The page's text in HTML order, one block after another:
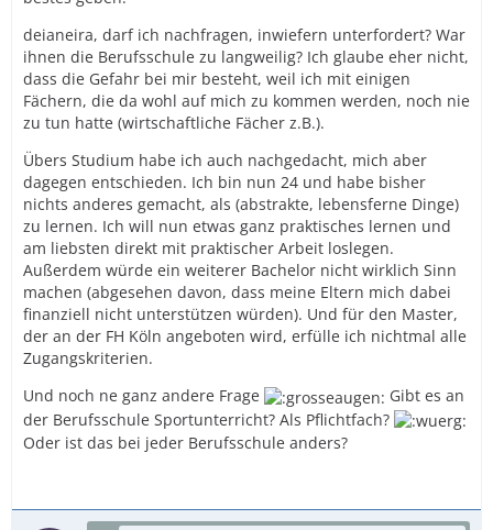
deianeira, darf ich nachfragen, inwiefern unterfordert? War
ihnen die Berufsschule zu langweilig? Ich glaube eher nicht,
dass die Gefahr bei mir besteht, weil ich mit einigen
Fächern, die da wohl auf mich zu kommen werden, noch nie
zu tun hatte (wirtschaftliche Fächer z.B.).
Übers Studium habe ich auch nachgedacht, mich aber
dagegen entschieden. Ich bin nun 24 und habe bisher
nichts anderes gemacht, als (abstrakte, lebensferne Dinge)
zu lernen. Ich will nun etwas ganz praktisches lernen und
am liebsten direkt mit praktischer Arbeit loslegen.
Außerdem würde ein weiterer Bachelor nicht wirklich Sinn
machen (abgesehen davon, dass meine Eltern mich dabei
finanziell nicht unterstützen würden). Und für den Master,
der an der FH Köln angeboten wird, erfülle ich nichtmal alle
Zugangskriterien.
Und noch ne ganz andere Frage
Gibt es an
der Berufsschule Sportunterricht? Als Pflichtfach?
Oder ist das bei jeder Berufsschule anders?